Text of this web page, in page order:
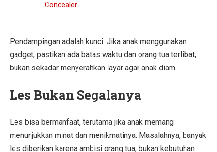
Concealer
Pendampingan adalah kunci. Jika anak menggunakan
gadget, pastikan ada batas waktu dan orang tua terlibat,
bukan sekadar menyerahkan layar agar anak diam.
Les Bukan Segalanya
Les bisa bermanfaat, terutama jika anak memang
menunjukkan minat dan menikmatinya. Masalahnya, banyak
les diberikan karena ambisi orang tua, bukan kebutuhan